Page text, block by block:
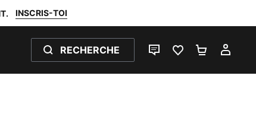
INSCRIS-TOI
RECHERCHE
LIVE CHATFAVORIS 0PANIER 0